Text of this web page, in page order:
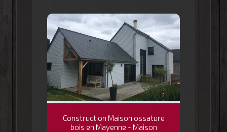
Construction Maison ossature
bois en Mayenne - Maison